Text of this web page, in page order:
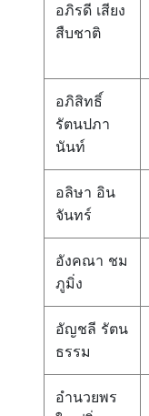
อภิรดี เสียง
สืบชาติ
อภิสิทธิ์
รัตนปภา
นันท์
อลิษา อิน
จันทร์
อังคณา ชม
ภูมิ่ง
อัญชลี รัตน
ธรรม
อำนวยพร